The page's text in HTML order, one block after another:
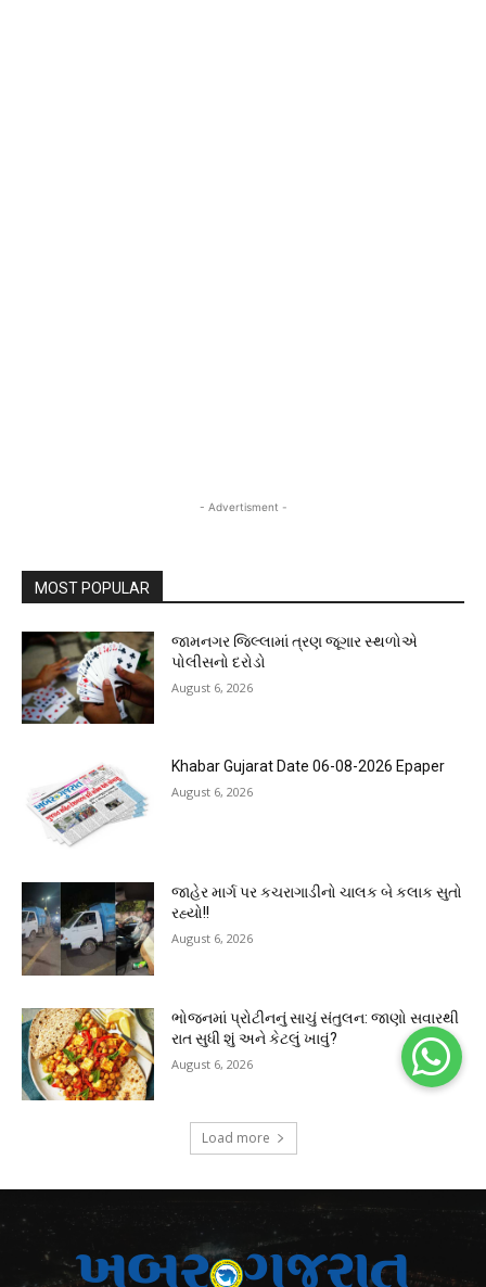
- Advertisment -
MOST POPULAR
જામનગર જિલ્લામાં ત્રણ જૂગાર સ્થળોએ
પોલીસનો દરોડો
August 6, 2026
Khabar Gujarat Date 06-08-2026 Epaper
August 6, 2026
જાહેર માર્ગ પર કચરાગાડીનો ચાલક બે કલાક સુતો
રહ્યો!!
August 6, 2026
ભોજનમાં પ્રોટીનનું સાચું સંતુલન: જાણો સવારથી
રાત સુધી શું અને કેટલું ખાવું?
August 6, 2026
Load more